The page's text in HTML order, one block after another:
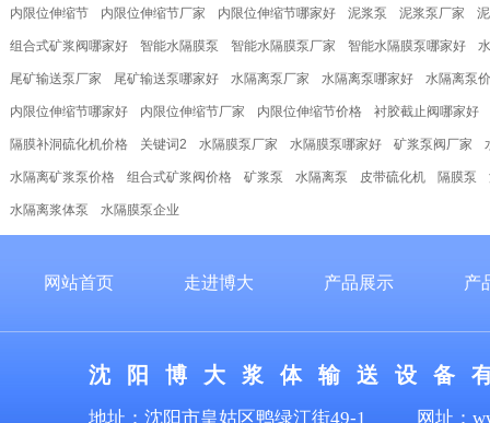
内限位伸缩节 内限位伸缩节厂家 内限位伸缩节哪家好 泥浆泵 泥浆泵厂家
组合式矿浆阀哪家好 智能水隔膜泵 智能水隔膜泵厂家 智能水隔膜泵哪家好
尾矿输送泵厂家 尾矿输送泵哪家好 水隔离泵厂家 水隔离泵哪家好 水隔离泵
内限位伸缩节哪家好 内限位伸缩节厂家 内限位伸缩节价格 衬胶截止阀哪家好
隔膜补洞硫化机价格 关键词2 水隔膜泵厂家 水隔膜泵哪家好 矿浆泵阀厂家
水隔离矿浆泵价格 组合式矿浆阀价格 矿浆泵 水隔离泵 皮带硫化机 隔膜泵
水隔离浆体泵 水隔膜泵企业
网站首页 走进博大 产品展示 产
沈 阳 博 大 浆 体 输 送 设 备
地址：沈阳市皇姑区鸭绿江街49-1 网址：